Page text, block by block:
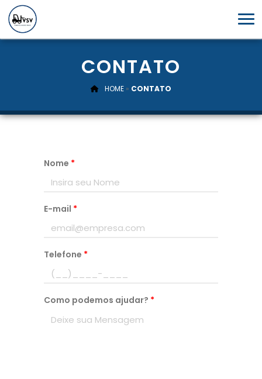
CONTATO
HOME» CONTATO
Nome *
E-mail *
Telefone *
Como podemos ajudar? *